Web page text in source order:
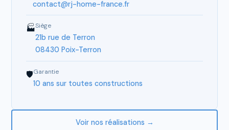
contact@rj-home-france.fr
🏭Siège
21b rue de Terron
08430 Poix-Terron
🛡Garantie
10 ans sur toutes constructions
Voir nos réalisations →